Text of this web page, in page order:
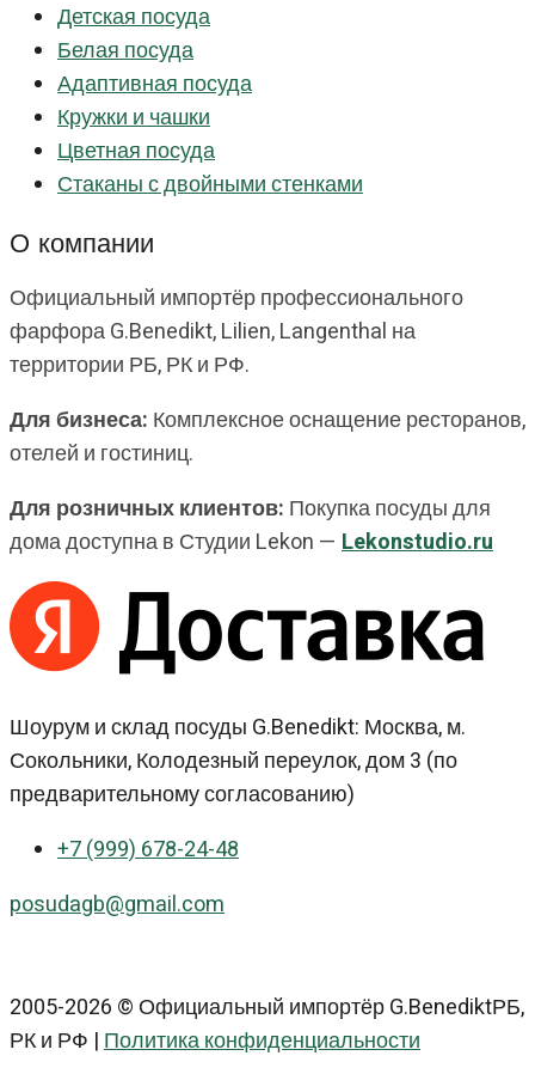
Детская посуда
Белая посуда
Адаптивная посуда
Кружки и чашки
Цветная посуда
Стаканы с двойными стенками
О компании
Официальный импортёр профессионального
фарфора G.Benedikt, Lilien, Langenthal на
территории РБ, РК и РФ.
Для бизнеса: Комплексное оснащение ресторанов,
отелей и гостиниц.
Для розничных клиентов: Покупка посуды для
дома доступна в Студии Lekon — Lekonstudio.ru
Шоурум и склад посуды G.Benedikt: Москва, м.
Сокольники, Колодезный переулок, дом 3 (по
предварительному согласованию)
+7 (999) 678-24-48
posudagb@gmail.com
2005-2026 © Официальный импортёр G.BenediktРБ,
РК и РФ |Политика конфиденциальности